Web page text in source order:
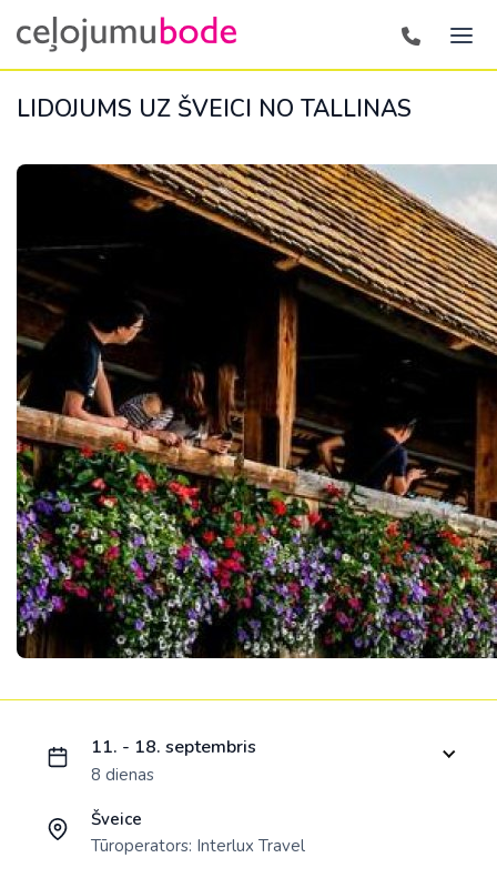
LIDOJUMS UZ ŠVEICI NO TALLINAS
11. - 18. septembris
8 dienas
Šveice
Tūroperators: Interlux Travel